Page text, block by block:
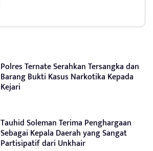
Polres Ternate Serahkan Tersangka dan
Barang Bukti Kasus Narkotika Kepada
Kejari
Tauhid Soleman Terima Penghargaan
Sebagai Kepala Daerah yang Sangat
Partisipatif dari Unkhair